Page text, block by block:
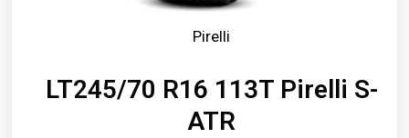
Pirelli
LT245/70 R16 113T Pirelli S-
ATR